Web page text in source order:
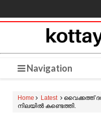
Navigation
Home Latest
വൈക്കത്ത്
നിലയിൽ കണ്ടെത്തി.